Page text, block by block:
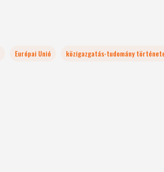
Európai Unió közigazgatás-tudomány